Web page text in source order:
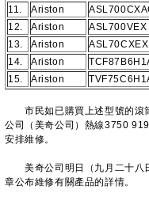
11.
Ariston
12.
Ariston
ASL700VEX
13.
Ariston
ASL70CXEX
14.
Ariston
15.
Ariston
市民如已購買上述型號的滾
公司（美奇公司）熱線3750
安排維修。
美奇公司明日（九月二十八
章公布維修有關產品的詳情。